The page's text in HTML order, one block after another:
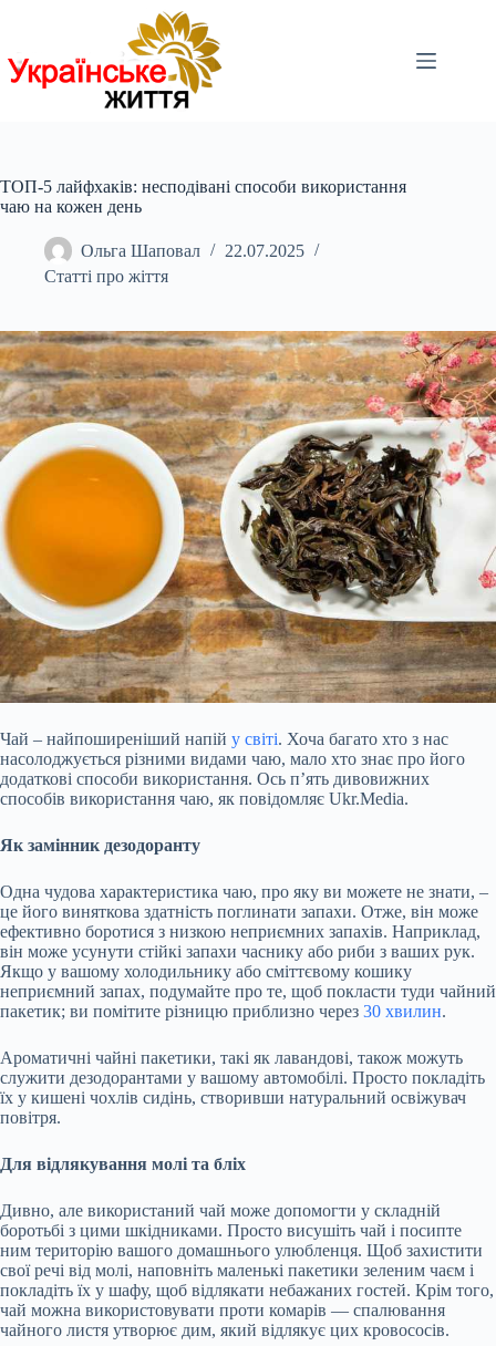
ТОП-5 лайфхаків: несподівані способи використання
чаю на кожен день
Ольга Шаповал
22.07.2025
Статті про жіття
Чай – найпоширеніший напій у світі. Хоча багато хто з нас
насолоджується різними видами чаю, мало хто знає про його
додаткові способи використання. Ось п’ять дивовижних
способів використання чаю, як повідомляє Ukr.Media.
Як замінник дезодоранту
Одна чудова характеристика чаю, про яку ви можете не знати, –
це його виняткова здатність поглинати запахи. Отже, він може
ефективно боротися з низкою неприємних запахів. Наприклад,
він може усунути стійкі запахи часнику або риби з ваших рук.
Якщо у вашому холодильнику або сміттєвому кошику
неприємний запах, подумайте про те, щоб покласти туди чайний
пакетик; ви помітите різницю приблизно через 30 хвилин.
Ароматичні чайні пакетики, такі як лавандові, також можуть
служити дезодорантами у вашому автомобілі. Просто покладіть
їх у кишені чохлів сидінь, створивши натуральний освіжувач
повітря.
Для відлякування молі та бліх
Дивно, але використаний чай може допомогти у складній
боротьбі з цими шкідниками. Просто висушіть чай і посипте
ним територію вашого домашнього улюбленця. Щоб захистити
свої речі від молі, наповніть маленькі пакетики зеленим чаєм і
покладіть їх у шафу, щоб відлякати небажаних гостей. Крім того,
чай можна використовувати проти комарів — спалювання
чайного листя утворює дим, який відлякує цих кровососів.